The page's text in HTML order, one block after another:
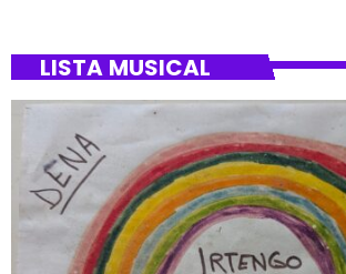
LISTA MUSICAL